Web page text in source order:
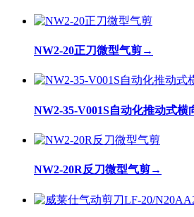
NW2-20正刀微型气剪→
NW2-35-V001S自动化推动式横
NW2-20R反刀微型气剪→